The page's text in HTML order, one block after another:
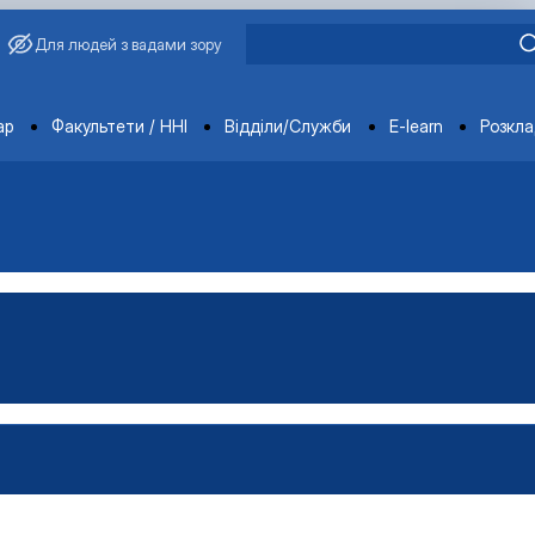
Для людей з вадами зору
Факультети / ННІ Відділи/Служби E-learn
Завадського
і адміністрування"